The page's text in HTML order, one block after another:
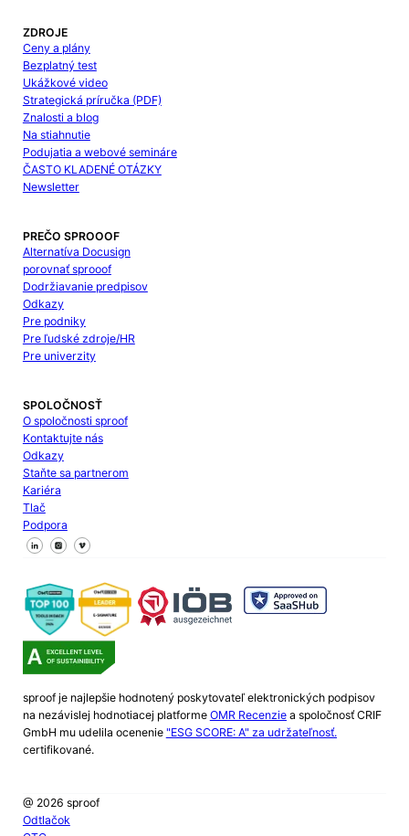
ZDROJE
Ceny a plány
Bezplatný test
Ukážkové video
Strategická príručka (PDF)
Znalosti a blog
Na stiahnutie
Podujatia a webové semináre
ČASTO KLADENÉ OTÁZKY
Newsletter
PREČO SPROOOF
Alternatíva Docusign
porovnať sprooof
Dodržiavanie predpisov
Odkazy
Pre podniky
Pre ľudské zdroje/HR
Pre univerzity
SPOLOČNOSŤ
O spoločnosti sproof
Kontaktujte nás
Odkazy
Staňte sa partnerom
Kariéra
Tlač
Podpora
Sledujte nás na Facebooku
Sledujte nás na X
Sledujte nás na LinkedIn
sproof je najlepšie hodnotený poskytovateľ elektronických podpisov
na nezávislej hodnotiacej platforme OMR Recenziea spoločnosť CRIF
GmbH mu udelila ocenenie "ESG SCORE: A" za udržateľnosť.
certifikované.
@ 2026 sproof
Odtlačok